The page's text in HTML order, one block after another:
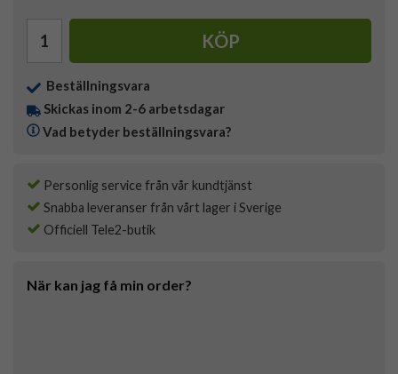
KÖP
Beställningsvara
Skickas inom 2-6 arbetsdagar
Vad betyder beställningsvara?
Personlig service från vår kundtjänst
Snabba leveranser från vårt lager i Sverige
Officiell Tele2-butik
När kan jag få min order?